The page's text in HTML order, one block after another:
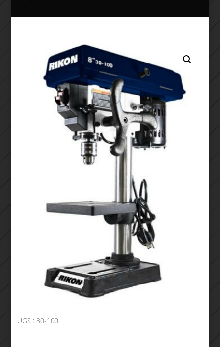
UGS : 30-100